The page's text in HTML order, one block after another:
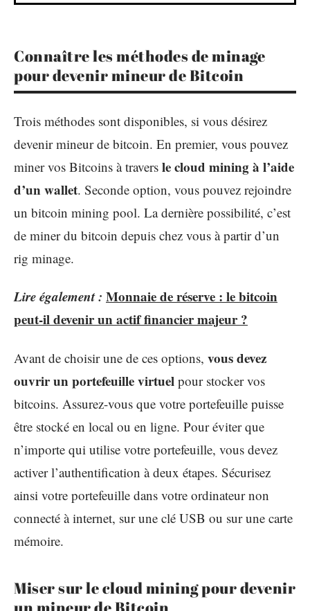
Connaître les méthodes de minage
pour devenir mineur de Bitcoin
Trois méthodes sont disponibles, si vous désirez
devenir mineur de bitcoin. En premier, vous pouvez
miner vos Bitcoins à travers le cloud mining à l’aide
d’un wallet. Seconde option, vous pouvez rejoindre
un bitcoin mining pool. La dernière possibilité, c’est
de miner du bitcoin depuis chez vous à partir d’un
rig minage.
Lire également : Monnaie de réserve : le bitcoin
peut-il devenir un actif financier majeur ?
Avant de choisir une de ces options, vous devez
ouvrir un portefeuille virtuel pour stocker vos
bitcoins. Assurez-vous que votre portefeuille puisse
être stocké en local ou en ligne. Pour éviter que
n’importe qui utilise votre portefeuille, vous devez
activer l’authentification à deux étapes. Sécurisez
ainsi votre portefeuille dans votre ordinateur non
connecté à internet, sur une clé USB ou sur une carte
mémoire.
Miser sur le cloud mining pour devenir
un mineur de Bitcoin